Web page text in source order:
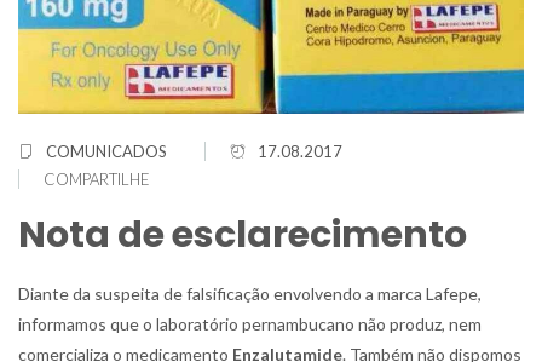
COMUNICADOS
17.08.2017
COMPARTILHE
Nota de esclarecimento
Diante da suspeita de falsificação envolvendo a marca Lafepe,
informamos que o laboratório pernambucano não produz, nem
comercializa o medicamento Enzalutamide. Também não dispomos